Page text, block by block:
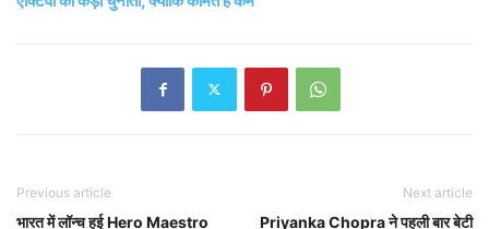
Previous article
भारत में लॉन्च हुई Hero Maestro
Next article
Priyanka Chopra ने पहली बार बेटी